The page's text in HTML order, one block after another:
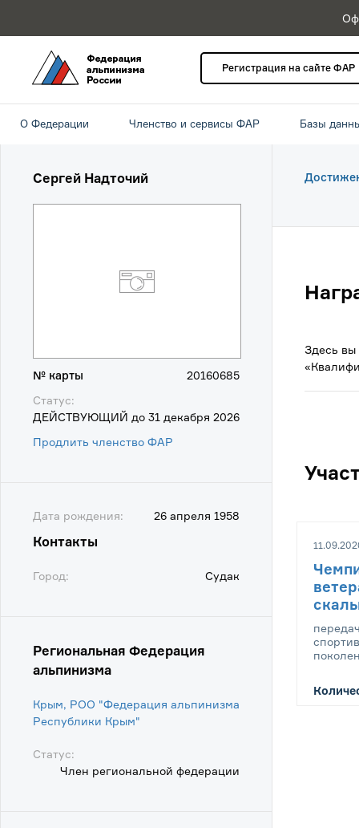
Регистрация на сайте ФАР
О Федерации Членство и сервисы ФАР Базы
Сергей Надточий
№ карты
20160685
Статус:
ДЕЙСТВУЮЩИЙ до 31 декабря 2026
Продлить членство ФАР
Дата рождения: 26 апреля 1958
Контакты
Город: Судак
Региональная Федерация
альпинизма
Крым, РОО "Федерация альпинизма
Республики Крым"
Статус:
Член региональной федерации
Здесь вы